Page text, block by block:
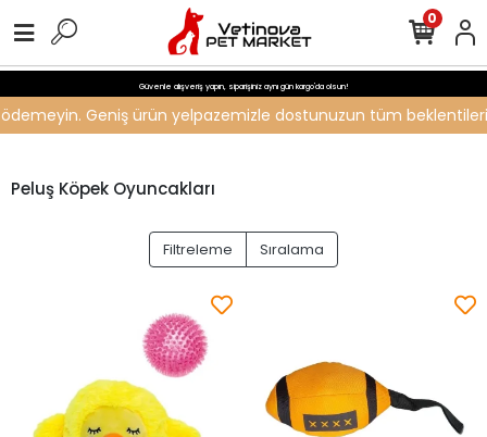
Güvenle alışveriş yapın, siparişiniz aynı gün kargo'da olsun!
Geniş ürün yelpazemizle dostunuzun tüm beklentilerini
0
Peluş Köpek Oyuncakları
Filtreleme Sıralama